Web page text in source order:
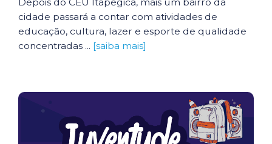
cidade passará a contar com atividades de
educação, cultura, lazer e esporte de qualidade
concentradas ... [saiba mais]